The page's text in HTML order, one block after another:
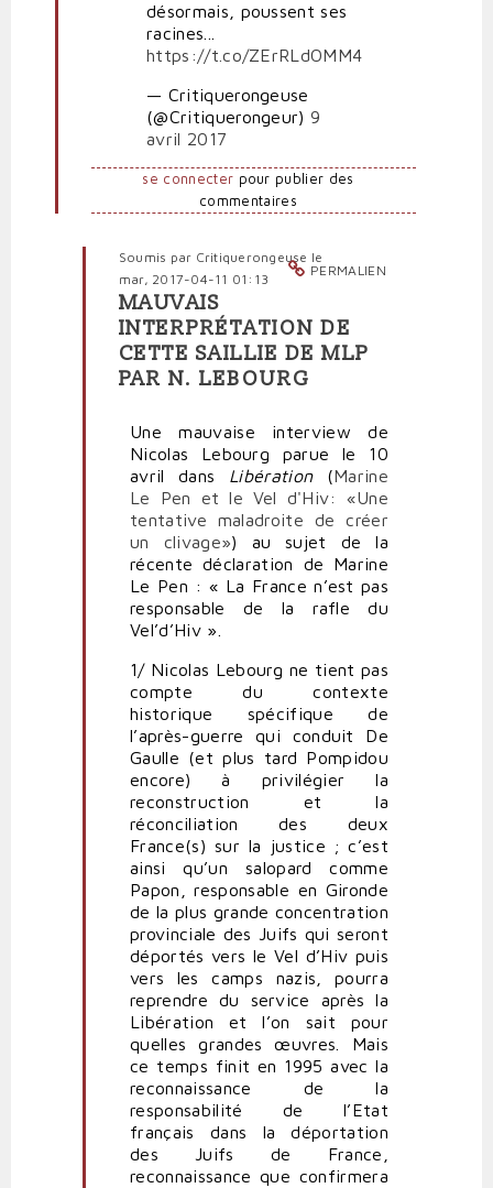
désormais, poussent ses
racines...
https://t.co/ZErRLdOMM4
— Critiquerongeuse
(@Critiquerongeur)9
avril 2017
se connecter pour publier des
commentaires
PERMALIEN
Soumis par Critiquerongeuse le
mar, 2017-04-11 01:13
En
réponse
à
Marine
Pen
racole
fange
des
FN
Critiquerongeuse
MAUVAIS
INTERPRÉTATION DE
CETTE SAILLIE DE MLP
PAR N. LEBOURG
Une mauvaise interview de
Nicolas Lebourg parue le 10
avril dans
Libération (Marine
Le Pen et le Vel d'Hiv: «Une
tentative maladroite de créer
un clivage») au sujet de la
récente déclaration de Marine
Le Pen : « La France n’est pas
responsable de la rafle du
Vel’d’Hiv ».
1/ Nicolas Lebourg ne tient pas
compte du contexte
historique spécifique de
l’après-guerre qui conduit De
Gaulle (et plus tard Pompidou
encore) à privilégier la
reconstruction et la
réconciliation des deux
France(s) sur la justice ; c’est
ainsi qu’un salopard comme
Papon, responsable en Gironde
de la plus grande concentration
provinciale des Juifs qui seront
déportés vers le Vel d’Hiv puis
vers les camps nazis, pourra
reprendre du service après la
Libération et l’on sait pour
quelles grandes œuvres. Mais
ce temps finit en 1995 avec la
reconnaissance de la
responsabilité de l’Etat
français dans la déportation
des Juifs de France,
reconnaissance que confirmera